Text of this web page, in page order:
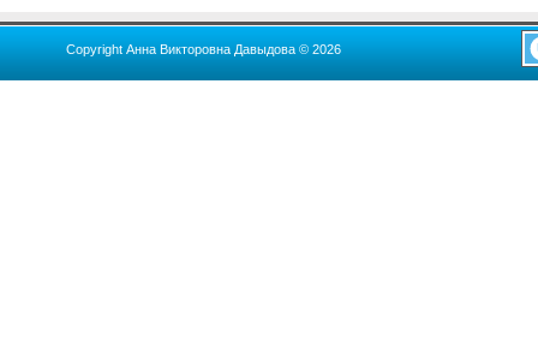
Copyright Анна Викторовна Давыдова © 2026